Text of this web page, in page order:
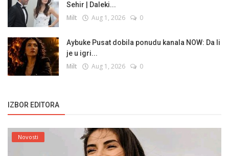
Sehir | Daleki...
Milt Aug 1, 2026 0
Aybuke Pusat dobila ponudu kanala NOW: Da li
je u igri...
Milt Aug 1, 2026 0
IZBOR EDITORA
Novosti